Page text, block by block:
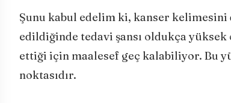
Şunu kabul edelim ki, kanser
edildiğinde tedavi şansı oldukça
ettiği için maalesef geç kalabiliyor. Bu
noktasıdır.